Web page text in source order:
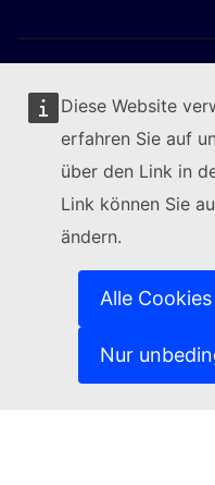
Diese Website
erfahren Sie auf
über den Link in
Link können Sie
ändern.
Alle
Nur
Folgen Sie der
Kontakt(Externer Link)
IT-Sicherheitslücke
Sprachen auf unseren
(Externer Link)
Schutz der Privatsphäre
Rechtlicher Hinweis